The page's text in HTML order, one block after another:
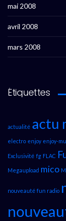
mai 2008
avril 2008
mars 2008
Étiquettes
actualité actu
electro enjoy enjoy-
Exclusivité fg FLAC
Megaupload mico
nouveauté fun radio